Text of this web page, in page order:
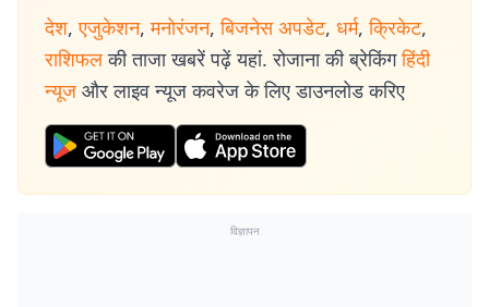
देश, एजुकेशन, मनोरंजन, बिजनेस अपडेट, धर्म, क्रिकेट,
राशिफल की ताजा खबरें पढ़ें यहां. रोजाना की ब्रेकिंग हिंदी
न्यूज और लाइव न्यूज कवरेज के लिए डाउनलोड करिए
विज्ञापन